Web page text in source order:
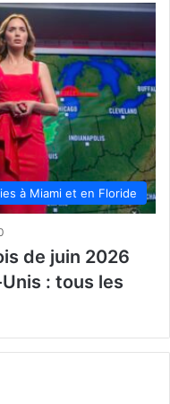
à Miami et en Floride
de juin 2026
: tous les